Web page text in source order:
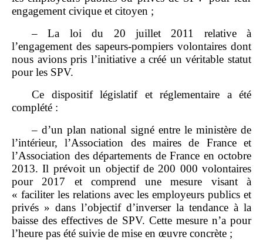
engagement civique et citoyen ;
– La loi du 20 juillet 2011 relative à
l’engagement des sapeurs‑pompiers volontaires dont
nous avions pris l’initiative a créé un véritable statut
pour les SPV.
Ce dispositif législatif et réglementaire a été
complété :
– d’un plan national signé entre le ministère de
l’intérieur, l’Association des maires de France et
l’Association des départements de France en octobre
2013. Il prévoit un objectif de 200 000 volontaires
pour 2017 et comprend une mesure visant à
« faciliter les relations avec les employeurs publics et
privés » dans l’objectif d’inverser la tendance à la
baisse des effectives de SPV. Cette mesure n’a pour
l’heure pas été suivie de mise en œuvre concrète ;